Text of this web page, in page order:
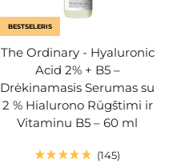
BESTSELERIS
The Ordinary - Hyaluronic
Acid 2% + B5 –
Drėkinamasis Serumas su
2 % Hialurono Rūgštimi ir
Vitaminu B5 – 60 ml
145